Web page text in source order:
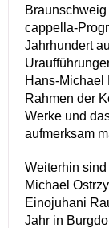
cappella-
Jahrhundert
Hans-Michael
Rahmen der
Werke und
aufmerksam
Weiterhin
Michael
Einojuhani
Jahr in